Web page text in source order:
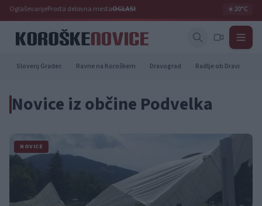
OglaševanjeProsta delovna mestaOGLASI ☀️20°C
Slovenj Gradec Ravne na Koroškem Dravograd Radlje ob Dravi
Novice iz občine Podvelka
NOVICE